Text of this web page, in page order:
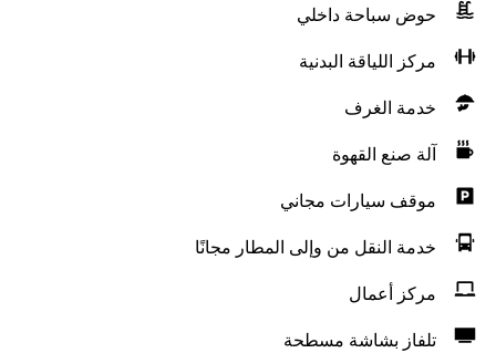
حوض سباحة داخلي
مركز اللياقة البدنية
خدمة الغرف
آلة صنع القهوة
موقف سيارات مجاني
خدمة النقل من وإلى المطار مجانًا
مركز أعمال
تلفاز بشاشة مسطحة